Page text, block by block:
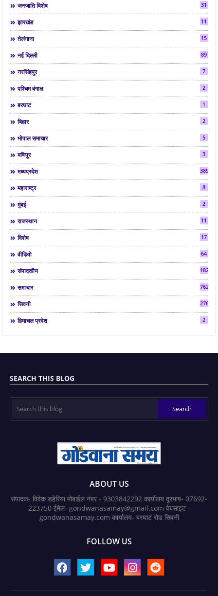
जनजाति विशेष 31
झारखंड 11
तेलंगाना 15
नई दिल्ली 89
नरसिंहपुर 7
पश्चिम बंगाल 2
बरघाट 1
बिहार 2
भोपाल समाचार 5
मणिपुर 3
मध्यप्रदेश 3892
महाराष्ट्र 8
मुंबई 2
राजस्थान 11
विशेष 17
वीडियो 64
संपादकीय 182
समाचार 7624
सिवनी 2763
हिमाचल प्रदेश 2
SEARCH THIS BLOG
ABOUT US
संपादक- विवेक डहेरिया मोबाईल नंबर - 9303842292 कार्यालय दूरभाष- 07692-
223750 ईमेल- gondwanasamay@gmail.com वेबसाइट -
gondwanasamay.com कार्यालय- बरघाट रोड सिवनी
FOLLOW US